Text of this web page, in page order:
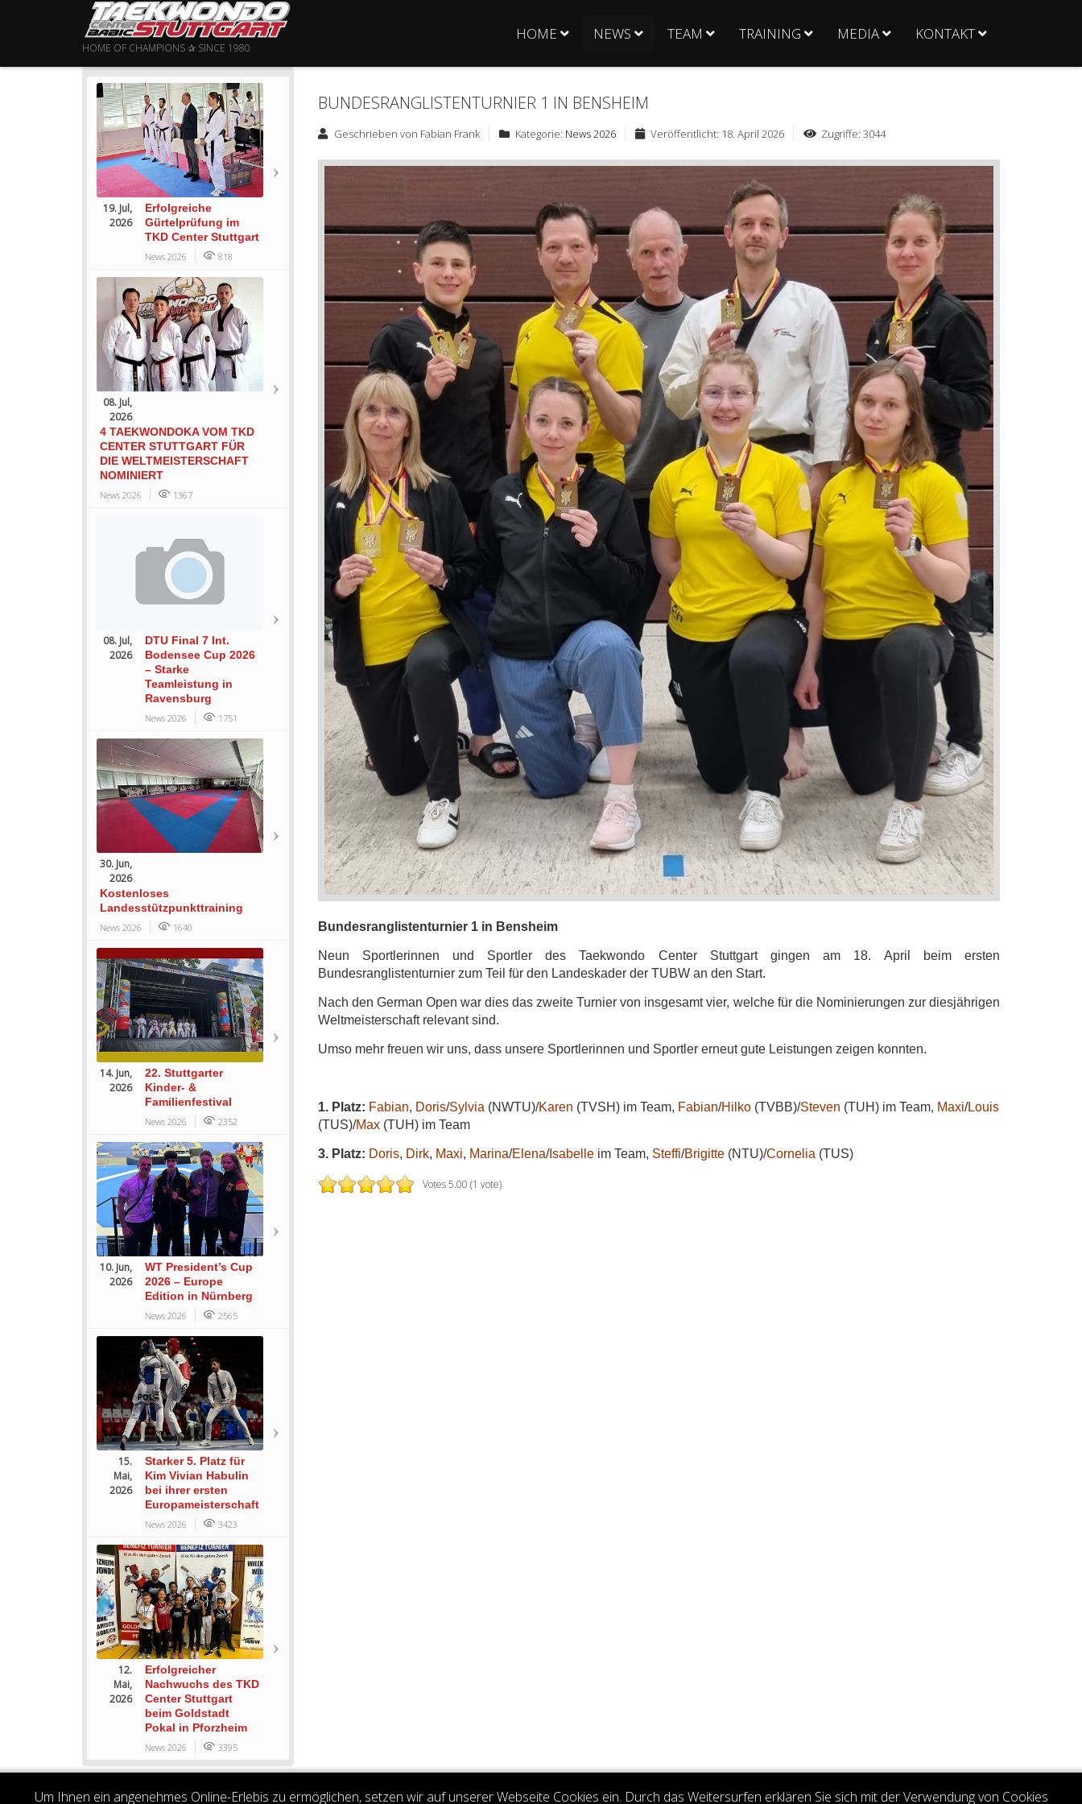
HOME OF CHAMPIONS ✰ SINCE 1980
HOME NEWS TEAM TRAINING MEDIA KONTAKT
19. Jul,
2026
Erfolgreiche
Gürtelprüfung im
TKD Center Stuttgart
News 2026 818
08. Jul,
2026
4 TAEKWONDOKA VOM TKD
CENTER STUTTGART FÜR
DIE WELTMEISTERSCHAFT
NOMINIERT
News 2026 1367
08. Jul,
2026
DTU Final 7 Int.
Bodensee Cup 2026
– Starke
Teamleistung in
Ravensburg
News 2026 1751
30. Jun,
2026
Kostenloses
Landesstützpunkttraining
News 2026 1640
14. Jun,
2026
22. Stuttgarter
Kinder- &
Familienfestival
News 2026 2352
10. Jun,
2026
WT President’s Cup
2026 – Europe
Edition in Nürnberg
News 2026 2565
15.
Mai,
2026
Starker 5. Platz für
Kim Vivian Habulin
bei ihrer ersten
Europameisterschaft
News 2026 3423
12.
Mai,
2026
Erfolgreicher
Nachwuchs des TKD
Center Stuttgart
beim Goldstadt
Pokal in Pforzheim
News 2026 3395
BUNDESRANGLISTENTURNIER 1 IN BENSHEIM
Geschrieben von Fabian Frank Kategorie: News 2026 Veröffentlicht: 18. April 2026 Zugriffe: 3044
Bundesranglistenturnier 1 in Bensheim
Neun Sportlerinnen und Sportler des Taekwondo Center Stuttgart gingen am 18. April beim ersten
Bundesranglistenturnier zum Teil für den Landeskader der TUBW an den Start.
Nach den German Open war dies das zweite Turnier von insgesamt vier, welche für die Nominierungen zur diesjährigen
Weltmeisterschaft relevant sind.
Umso mehr freuen wir uns, dass unsere Sportlerinnen und Sportler erneut gute Leistungen zeigen konnten.
1. Platz: Fabian, Doris/Sylvia (NWTU)/Karen (TVSH) im Team, Fabian/Hilko(TVBB)/Steven (TUH) im Team, Maxi/Louis
(TUS)/Max(TUH) im Team
3. Platz: Doris, Dirk, Maxi, Marina/Elena/Isabelleim Team, Steffi/Brigitte(NTU)/Cornelia (TUS)
Votes 5.00 (1 vote)
Um Ihnen ein angenehmes Online-Erlebis zu ermöglichen, setzen wir auf unserer Webseite Cookies ein. Durch das Weitersurfen erklären Sie sich mit der Verwendung von Cookies